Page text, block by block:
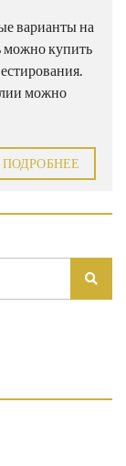
варианты на
можно купить
можно
ПОДРОБНЕЕ